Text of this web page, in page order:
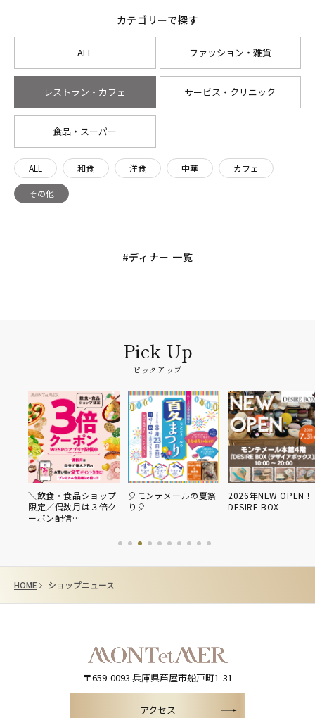
カテゴリーで探す
ALL ファッション・雑貨
レストラン・カフェ サービス・クリニック
食品・スーパー
ALL 和食 洋食 中華 カフェ
その他
#ディナー 一覧
ピックアップ
＼飲食・食品ショップ
限定／偶数月は３倍ク
ーポン配信…
🎈モンテメールの夏祭
り🎈
2026年NEW OPEN！
DESIRE BOX
HOME ショップニュース
〒659-0093 兵庫県芦屋市船戸町1-31
アクセス